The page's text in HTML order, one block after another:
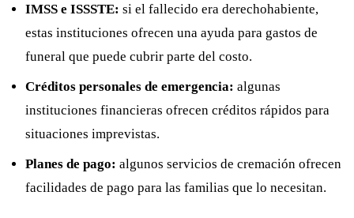
IMSS e ISSSTE: si el fallecido era derechohabiente,
estas instituciones ofrecen una ayuda para gastos de
funeral que puede cubrir parte del costo.
Créditos personales de emergencia: algunas
instituciones financieras ofrecen créditos rápidos para
situaciones imprevistas.
Planes de pago: algunos servicios de cremación ofrecen
facilidades de pago para las familias que lo necesitan.